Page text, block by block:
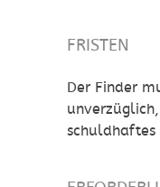
FRISTEN
Der Finder
schuldhaftes